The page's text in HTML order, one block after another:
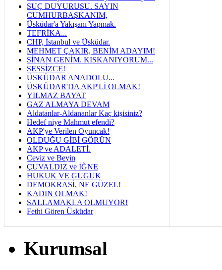
SUÇ DUYURUSU. SAYIN
CUMHURBAŞKANIM,
Üsküdar'a Yakışanı Yapmak.
TEFRİKA...
CHP, İstanbul ve Üsküdar.
MEHMET ÇAKIR, BENİM ADAYIM!
SİNAN GENİM. KISKANIYORUM...
SESSİZCE!
ÜSKÜDAR ANADOLU...
ÜSKÜDAR'DA AKP'Lİ OLMAK!
YILMAZ BAYAT
GAZ ALMAYA DEVAM
Aldatanlar-Aldananlar Kaç kişisiniz?
Hedef niye Mahmut efendi?
AKP'ye Verilen Oyuncak!
OLDUĞU GİBİ GÖRÜN
AKP ve ADALETİ.
Ceviz ve Beyin
ÇUVALDIZ ve İĞNE
HUKUK VE GUGUK
DEMOKRASİ, NE GÜZEL!
KADIN OLMAK!
SALLAMAKLA OLMUYOR!
Fethi Gören Üsküdar
Kurumsal